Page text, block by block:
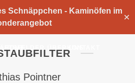
Schnäppchen - Kaminöfen im
✕
Pointner